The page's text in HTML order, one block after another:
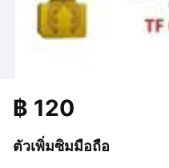
ตัวเพิ่มซิมมือถือ
฿ 120